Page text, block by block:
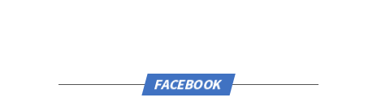
FACEBOOK